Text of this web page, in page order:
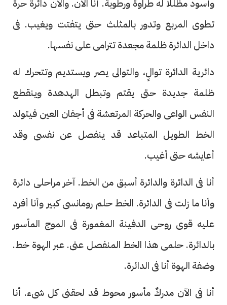
وأسود مظللًا له طراوة ورطوبة. أنا الآن. والآن دائرة حرة
تطوى المربع وتدور بالمثلث حتى يتفتت ويغيب. فى
داخل الدائرة ظلمة مجعدة تترامى على نفسها.
دائرية الدائرة توالٍ، والتوالى يصر ويستديم وتتحرك له
ظلمة جديدة حتى يقتم وتبطل الهدهدة وينقطع
النفس الواعى والحركة المرتعشة فى أجفان العين فيتولد
الخط الطويل المتباعد قد ينفصل عن نفسى وقد
أعايشه حتى أغيب.
أنا فى الدائرة والدائرة أسبق من الخط. آخر مراحلى دائرة
وأنا ما زلت فى الدائرة. الخط حلم رومانسى كبير وأنا أفرد
عليه قوى روحى الدفينة المغمورة فى الموج المأسور
بالدائرة. حلمى هذا الخط المنفصل عنى. عبر الهوة خط.
وضفة الهوة أنا فى الدائرة.
أنا فى الآن مدركٌ مأسور محوط قد لحقنى كل شىء. أنا